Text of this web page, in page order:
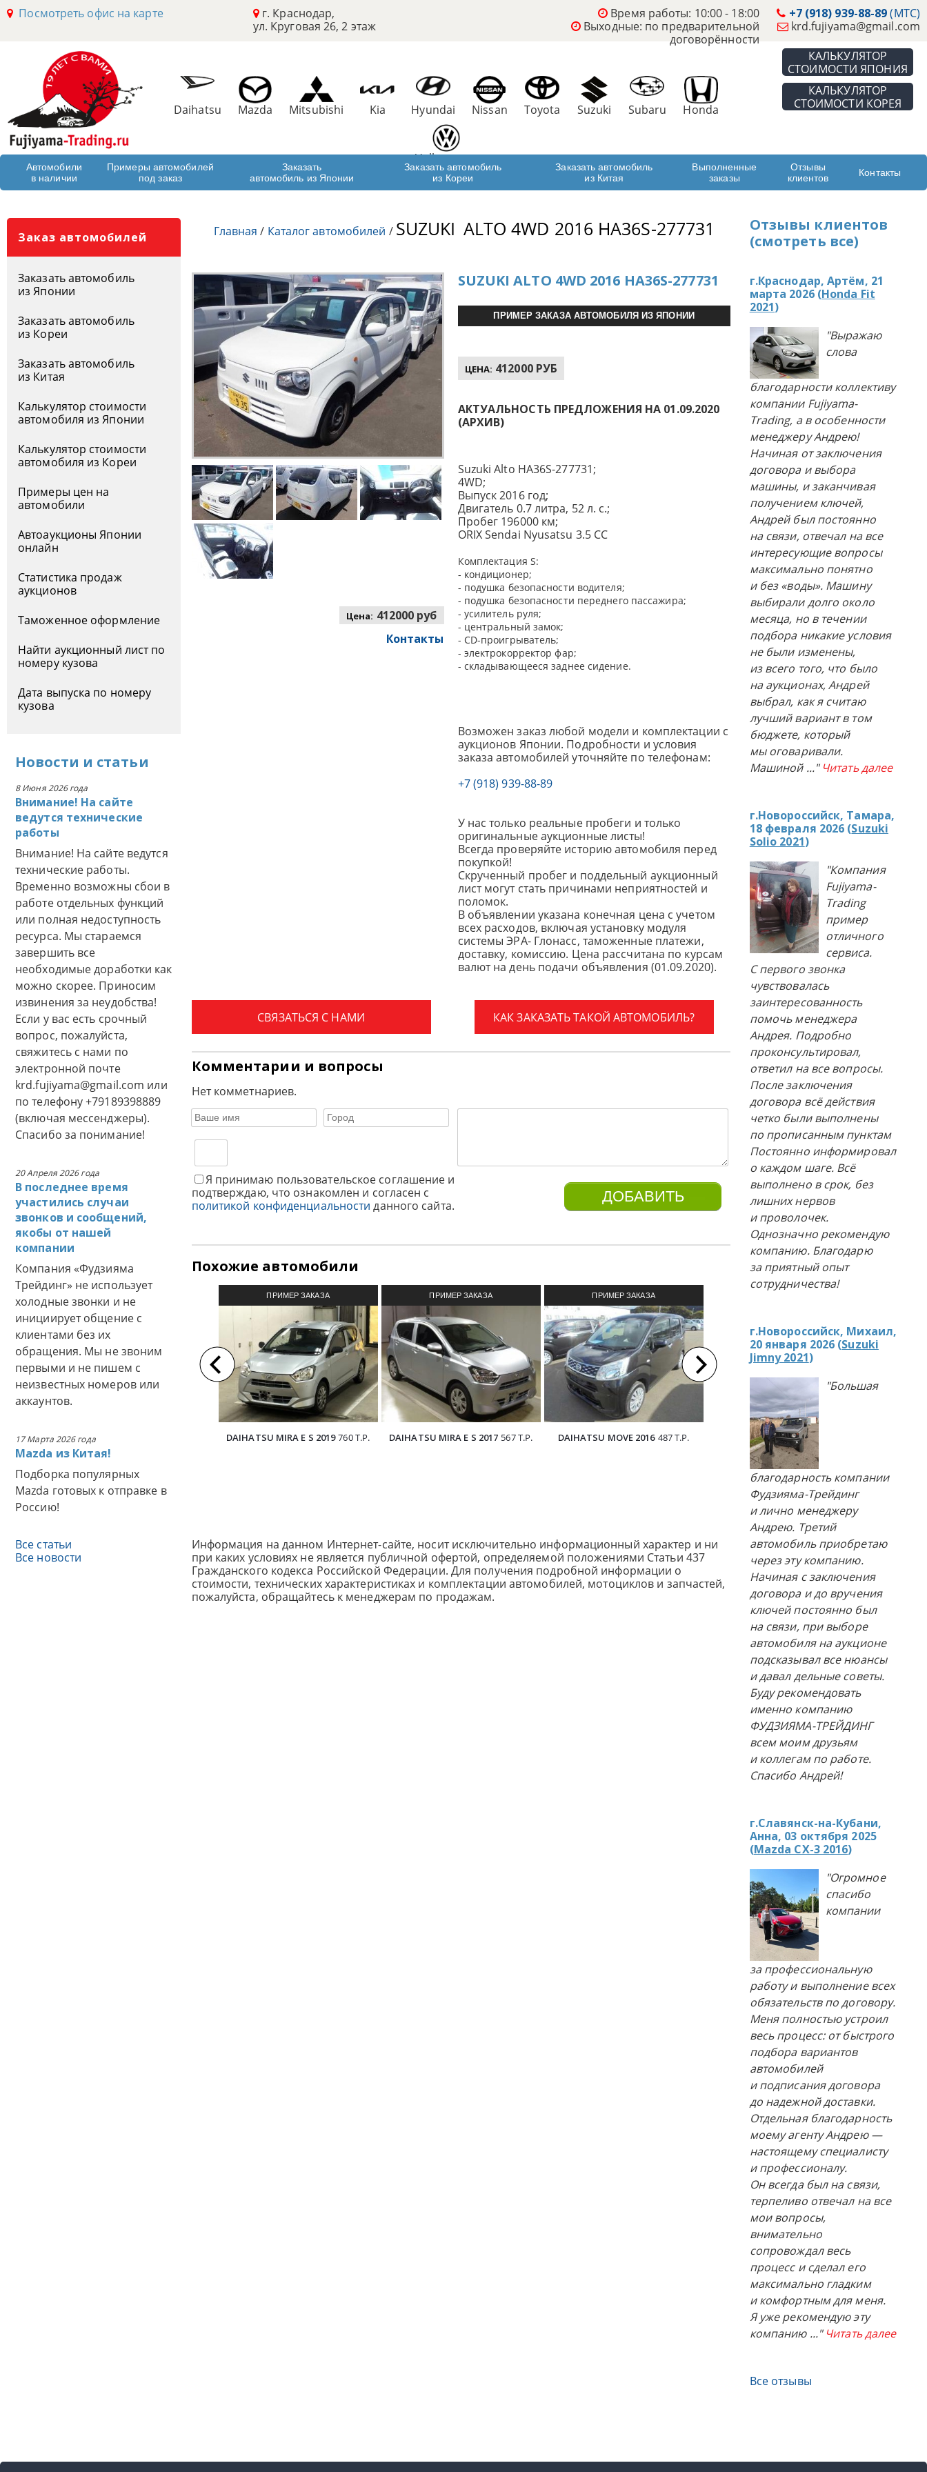
Посмотреть офис на карте
г. Краснодар,
ул. Круговая 26, 2 этаж
+7 (918) 939-88-89(МТС)
krd.fujiyama@gmail.com
Время работы: 10:00 - 18:00
Выходные: по предварительной
договорённости
КАЛЬКУЛЯТОР
СТОИМОСТИ ЯПОНИЯ
КАЛЬКУЛЯТОР
СТОИМОСТИ КОРЕЯ
Daihatsu Mazda Mitsubishi Kia Hyundai Nissan Toyota Suzuki Subaru Honda
Volkswagen
Автомобили
в наличии
Примеры автомобилей
под заказ
Заказать
автомобиль из Японии
Заказать автомобиль
из Кореи
Заказать автомобиль
из Китая
Выполненные
заказы
Отзывы
клиентов
Контакты
Заказ автомобилей
Заказать автомобиль
из Японии
Заказать автомобиль
из Кореи
Заказать автомобиль
из Китая
Калькулятор стоимости
автомобиля из Японии
Калькулятор стоимости
автомобиля из Кореи
Примеры цен на
автомобили
Автоаукционы Японии
онлайн
Статистика продаж
аукционов
Таможенное оформление
Найти аукционный лист по
номеру кузова
Дата выпуска по номеру
кузова
Новости и статьи
8 Июня 2026 года
Внимание! На сайте
ведутся технические
работы
Внимание! На сайте ведутся
технические работы.
Временно возможны сбои в
работе отдельных функций
или полная недоступность
ресурса. Мы стараемся
завершить все
необходимые доработки как
можно скорее. Приносим
извинения за неудобства!
Если у вас есть срочный
вопрос, пожалуйста,
свяжитесь с нами по
электронной почте
krd.fujiyama@gmail.com или
по телефону +79189398889
(включая мессенджеры).
Спасибо за понимание!
20 Апреля 2026 года
В последнее время
участились случаи
звонков и сообщений,
якобы от нашей
компании
Компания «Фудзияма
Трейдинг» не использует
холодные звонки и не
инициирует общение с
клиентами без их
обращения. Мы не звоним
первыми и не пишем с
неизвестных номеров или
аккаунтов.
17 Марта 2026 года
Mazda из Китая!
Подборка популярных
Mazda готовых к отправке в
Россию!
Все статьи
Все новости
Главная / Каталог автомобилей / SUZUKI ALTO 4WD 2016 HA36S-277731
Цена: 412000 руб
Контакты
SUZUKI ALTO 4WD 2016 HA36S-277731
ПРИМЕР ЗАКАЗА АВТОМОБИЛЯ ИЗ ЯПОНИИ
ЦЕНА: 412000 РУБ
АКТУАЛЬНОСТЬ ПРЕДЛОЖЕНИЯ НА 01.09.2020
(АРХИВ)
Suzuki Alto HA36S-277731;
4WD;
Выпуск 2016 год;
Двигатель 0.7 литра, 52 л. с.;
Пробег 196000 км;
ORIX Sendai Nyusatsu 3.5 CC
Комплектация S:
- кондиционер;
- подушка безопасности водителя;
- подушка безопасности переднего пассажира;
- усилитель руля;
- центральный замок;
- CD-проигрыватель;
- электрокорректор фар;
- складывающееся заднее сидение.
Возможен заказ любой модели и комплектации с
аукционов Японии. Подробности и условия
заказа автомобилей уточняйте по телефонам:
+7 (918) 939-88-89
У нас только реальные пробеги и только
оригинальные аукционные листы!
Всегда проверяйте историю автомобиля перед
покупкой!
Скрученный пробег и поддельный аукционный
лист могут стать причинами неприятностей и
поломок.
В объявлении указана конечная цена с учетом
всех расходов, включая установку модуля
системы ЭРА- Глонасс, таможенные платежи,
доставку, комиссию. Цена рассчитана по курсам
валют на день подачи объявления (01.09.2020).
КАК ЗАКАЗАТЬ ТАКОЙ АВТОМОБИЛЬ?
СВЯЗАТЬСЯ С НАМИ
Комментарии и вопросы
Нет комметнариев.
Я принимаю пользовательское соглашение и
подтверждаю, что ознакомлен и согласен с
политикой конфиденциальности данного сайта.
Похожие автомобили
ПРИМЕР ЗАКАЗА
АВТОМОБИЛЯ ИЗ ЯПОНИИ
DAIHATSU MIRA E S 2019 760 Т.Р.
ПРИМЕР ЗАКАЗА
АВТОМОБИЛЯ ИЗ ЯПОНИИ
DAIHATSU MIRA E S 2017 567 Т.Р.
ПРИМЕР ЗАКАЗА
АВТОМОБИЛЯ ИЗ ЯПОНИИ
DAIHATSU MOVE 2016 487 Т.Р. SUZUKI WAGON R 2015
Информация на данном Интернет-сайте, носит исключительно информационный характер и ни
при каких условиях не является публичной офертой, определяемой положениями Статьи 437
Гражданского кодекса Российской Федерации. Для получения подробной информации о
стоимости, технических характеристиках и комплектации автомобилей, мотоциклов и запчастей,
пожалуйста, обращайтесь к менеджерам по продажам.
Отзывы клиентов
(смотреть все)
г.Краснодар, Артём, 21
марта 2026 (Honda Fit
2021)
"Выражаю
слова
благодарности коллективу
компании Fujiyama-
Trading, а в особенности
менеджеру Андрею!
Начиная от заключения
договора и выбора
машины, и заканчивая
получением ключей,
Андрей был постоянно
на связи, отвечал на все
интересующие вопросы
максимально понятно
и без «воды». Машину
выбирали долго около
месяца, но в течении
подбора никакие условия
не были изменены,
из всего того, что было
на аукционах, Андрей
выбрал, как я считаю
лучший вариант в том
бюджете, который
мы оговаривали.
Машиной ..." Читать далее
г.Новороссийск, Тамара,
18 февраля 2026 (Suzuki
Solio 2021)
"Компания
Fujiyama-
Trading
пример
отличного
сервиса.
С первого звонка
чувствовалась
заинтересованность
помочь менеджера
Андрея. Подробно
проконсультировал,
ответил на все вопросы.
После заключения
договора всё действия
четко были выполнены
по прописанным пунктам
Постоянно информировал
о каждом шаге. Всё
выполнено в срок, без
лишних нервов
и проволочек.
Однозначно рекомендую
компанию. Благодарю
за приятный опыт
сотрудничества!
г.Новороссийск, Михаил,
20 января 2026 (Suzuki
Jimny 2021)
"Большая
благодарность компании
Фудзияма-Трейдинг
и лично менеджеру
Андрею. Третий
автомобиль приобретаю
через эту компанию.
Начиная с заключения
договора и до вручения
ключей постоянно был
на связи, при выборе
автомобиля на аукционе
подсказывал все нюансы
и давал дельные советы.
Буду рекомендовать
именно компанию
ФУДЗИЯМА-ТРЕЙДИНГ
всем моим друзьям
и коллегам по работе.
Спасибо Андрей!
г.Славянск-на-Кубани,
Анна, 03 октября 2025
(Mazda CX-3 2016)
"Огромное
спасибо
компании
за профессиональную
работу и выполнение всех
обязательств по договору.
Меня полностью устроил
весь процесс: от быстрого
подбора вариантов
автомобилей
и подписания договора
до надежной доставки.
Отдельная благодарность
моему агенту Андрею —
настоящему специалисту
и профессионалу.
Он всегда был на связи,
терпеливо отвечал на все
мои вопросы,
внимательно
сопровождал весь
процесс и сделал его
максимально гладким
и комфортным для меня.
Я уже рекомендую эту
компанию ..." Читать далее
Все отзывы